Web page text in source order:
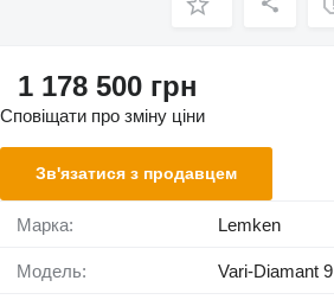
1 178 500 грн
Сповіщати про зміну ціни
Зв'язатися з продавцем
Марка: Lemken
Модель: Vari-Diamant 9